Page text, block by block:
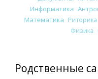
Информатика
Математика Риторика
Физика
Родственные